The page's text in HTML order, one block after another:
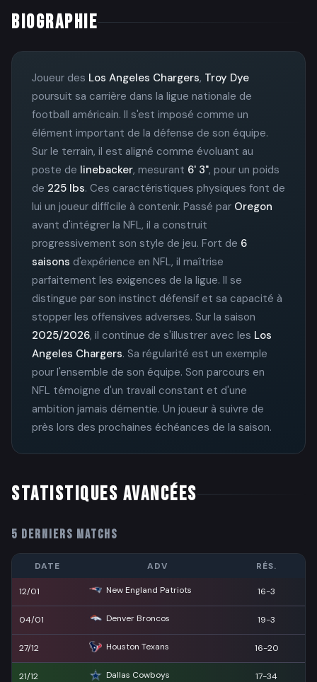
BIOGRAPHIE
Joueur des Los Angeles Chargers, Troy Dye
poursuit sa carrière dans la ligue nationale de
football américain. Il s'est imposé comme un
élément important de la défense de son équipe.
Sur le terrain, il est aligné comme évoluant au
poste de linebacker, mesurant 6' 3", pour un poids
de 225 lbs. Ces caractéristiques physiques font de
lui un joueur difficile à contenir. Passé par Oregon
avant d'intégrer la NFL, il a construit
progressivement son style de jeu. Fort de 6
saisons d'expérience en NFL, il maîtrise
parfaitement les exigences de la ligue. Il se
distingue par son instinct défensif et sa capacité à
stopper les offensives adverses. Sur la saison
2025/2026, il continue de s'illustrer avec les Los
Angeles Chargers. Sa régularité est un exemple
pour l'ensemble de son équipe. Son parcours en
NFL témoigne d'un travail constant et d'une
ambition jamais démentie. Un joueur à suivre de
près lors des prochaines échéances de la saison.
STATISTIQUES AVANCÉES
5 DERNIERS MATCHS
DATE ADV RÉS.
12/01 New England Patriots 16-3
04/01 Denver Broncos 19-3
27/12 Houston Texans 16-20
21/12 Dallas Cowboys 17-34